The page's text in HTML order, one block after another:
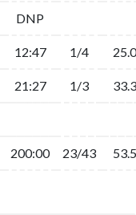
DNP
12:47 1/4 25.0
21:27 1/3 33.3
200:00 23/43 53.5
DNP
12:47 1/4 25.0
21:27 1/3 33.3
200:00 23/43 53.5